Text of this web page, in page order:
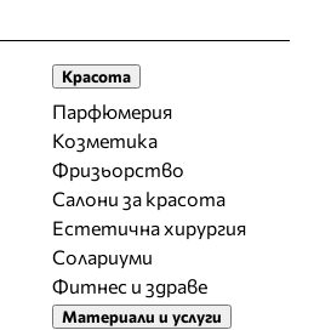
Красота
Парфюмерия
Козметика
Фризьорство
Салони за красота
Естетична хирургия
Солариуми
Фитнес и здраве
Материали и услуги